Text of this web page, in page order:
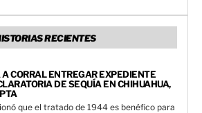
RECIENTES
CORRAL ENTREGAR EXPEDIENTE
DE SEQUÍA EN CHIHUAHUA,
que el tratado de 1944 es benéfico para